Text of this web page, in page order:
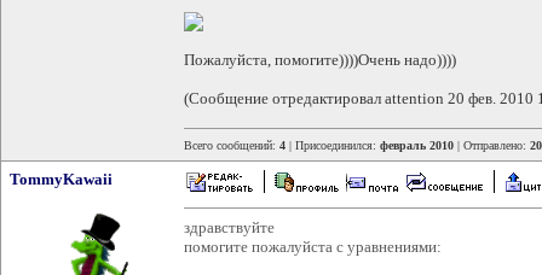
Пожалуйста, помогите))))Очень надо))))
(Сообщение отредактировал attention 20 фев. 2010
Всего сообщений: 4 | Присоединился: февраль 2010 | Отправлено:
TommyKawaii
здравствуйте
помогите пожалуйста с уравнениями: